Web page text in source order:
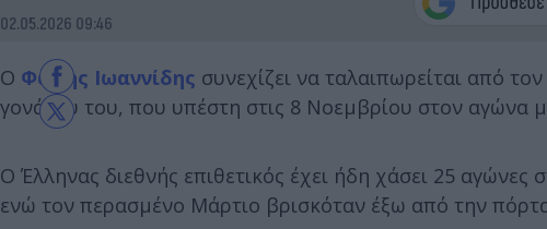
02.05.2026 09:46
Ο Φώτης Ιωαννίδης συνεχίζει να ταλαιπωρείται από
γονάτου του, που υπέστη στις 8 Νοεμβρίου στον αγώνα
Ο Έλληνας διεθνής επιθετικός έχει ήδη χάσει 25 αγώνες
ενώ τον περασμένο Μάρτιο βρισκόταν έξω από την